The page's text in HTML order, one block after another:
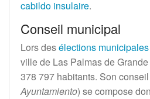
cabildo insulaire.
Conseil municipal
Lors desélections
ville de Las Palmas de
378 797 habitants. Son
Ayuntamiento) se compose